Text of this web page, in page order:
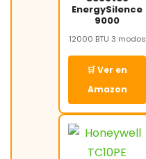
EnergySilence
9000
12000 BTU 3 modos
🛒 Ver en
Amazon